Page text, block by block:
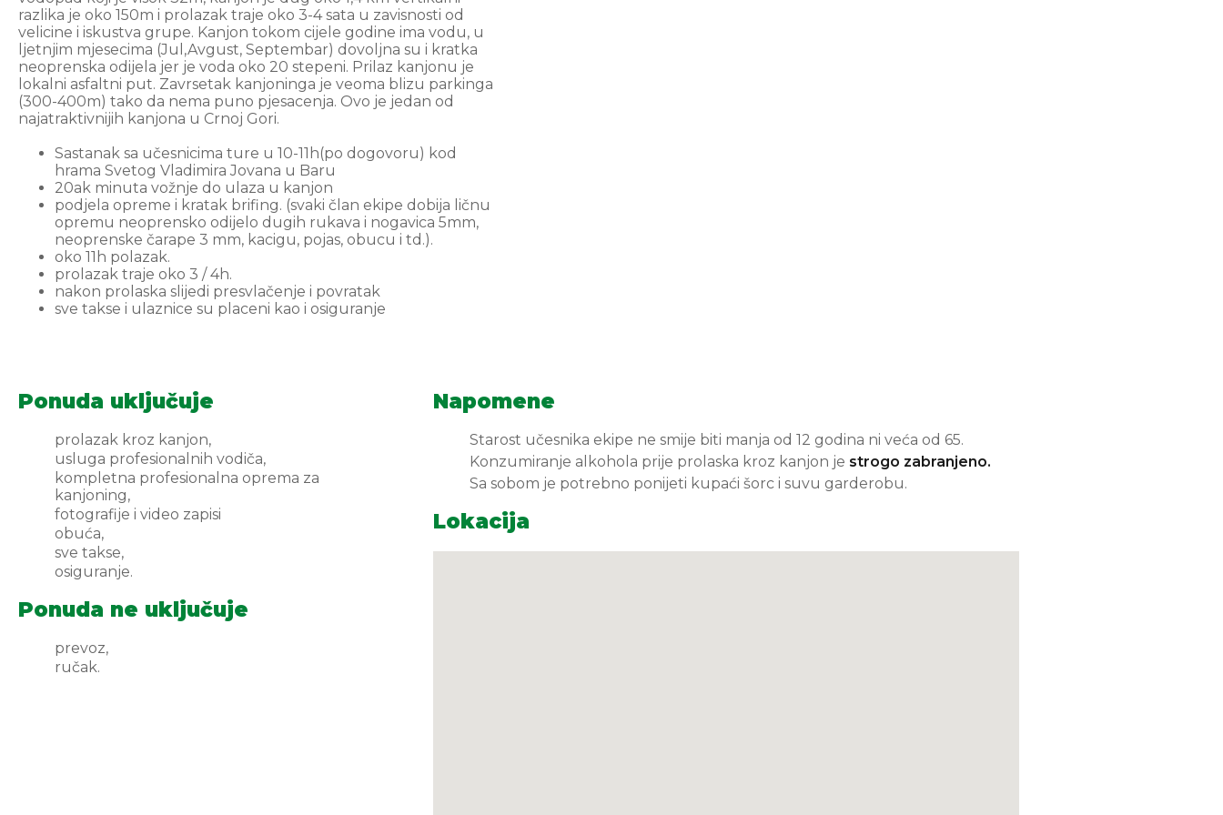
razlika je oko 150m i prolazak traje oko 3-4 sata u zavisnosti od
velicine i iskustva grupe. Kanjon tokom cijele godine ima vodu, u
ljetnjim mjesecima (Jul,Avgust, Septembar) dovoljna su i kratka
neoprenska odijela jer je voda oko 20 stepeni. Prilaz kanjonu je
lokalni asfaltni put. Zavrsetak kanjoninga je veoma blizu parkinga
(300-400m) tako da nema puno pjesacenja. Ovo je jedan od
najatraktivnijih kanjona u Crnoj Gori.
Sastanak sa učesnicima ture u 10-11h(po dogovoru) kod
hrama Svetog Vladimira Jovana u Baru
20ak minuta vožnje do ulaza u kanjon
podjela opreme i kratak brifing. (svaki član ekipe dobija ličnu
opremu neoprensko odijelo dugih rukava i nogavica 5mm,
neoprenske čarape 3 mm, kacigu, pojas, obucu i td.).
oko 11h polazak.
prolazak traje oko 3 / 4h.
nakon prolaska slijedi presvlačenje i povratak
sve takse i ulaznice su placeni kao i osiguranje
Ponuda uključuje
prolazak kroz kanjon,
usluga profesionalnih vodiča,
kompletna profesionalna oprema za
kanjoning,
fotografije i video zapisi
obuća,
sve takse,
osiguranje.
Ponuda ne uključuje
prevoz,
ručak.
Napomene
Starost učesnika ekipe ne smije biti manja od 12 godina ni veća od 65.
Konzumiranje alkohola prije prolaska kroz kanjon je strogo zabranjeno.
Sa sobom je potrebno ponijeti kupaći šorc i suvu garderobu.
Lokacija